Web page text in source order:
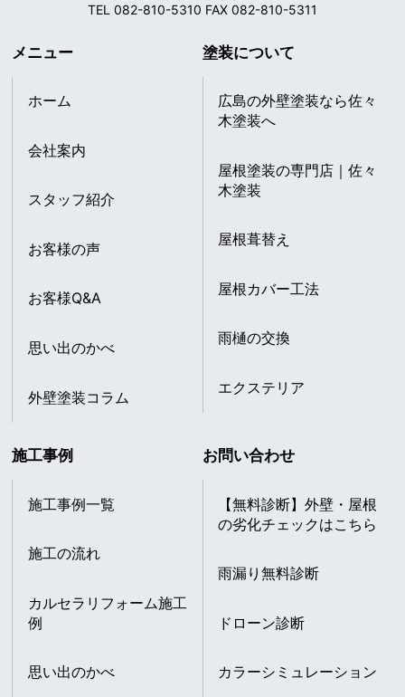
TEL 082-810-5310 FAX 082-810-5311
メニュー
ホーム
会社案内
スタッフ紹介
お客様の声
お客様Q&A
思い出のかべ
外壁塗装コラム
塗装について
広島の外壁塗装なら佐々
木塗装へ
屋根塗装の専門店｜佐々
木塗装
屋根葺替え
屋根カバー工法
雨樋の交換
エクステリア
施工事例
施工事例一覧
施工の流れ
カルセラリフォーム施工
例
思い出のかべ
お問い合わせ
【無料診断】外壁・屋根
の劣化チェックはこちら
雨漏り無料診断
ドローン診断
カラーシミュレーション